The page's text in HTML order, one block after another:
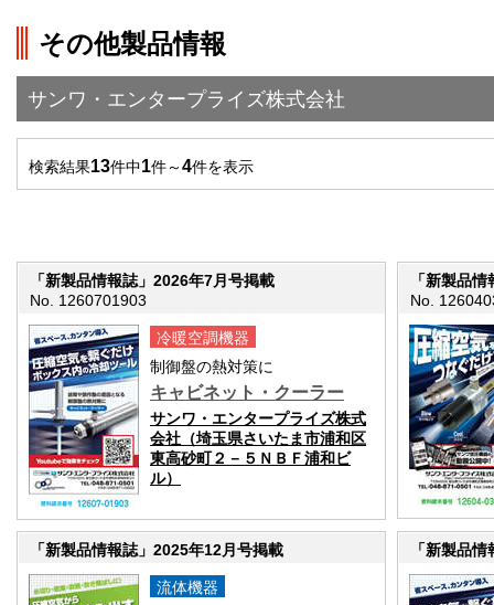
その他製品情報
サンワ・エンタープライズ株式会社
検索結果13件中1件～4件を表示
「新製品情報誌」2026年7月号掲載
No. 1260701903
冷暖空調機器
制御盤の熱対策に
キャビネット・クーラー
サンワ・エンタープライズ株式
会社（埼玉県さいたま市浦和区
東高砂町２－５ＮＢＦ浦和ビ
ル）
「新製品
No.
「新製品情報誌」2025年12月号掲載
流体機器
「新製品